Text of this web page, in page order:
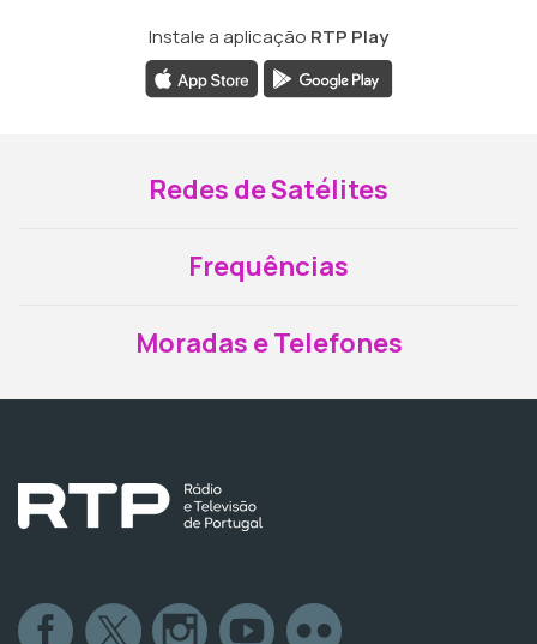
Instale a aplicação RTP Play
Redes de Satélites
Frequências
Moradas e Telefones